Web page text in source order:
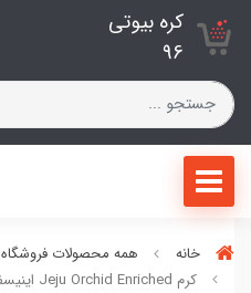
کره بیوتی
96
خانه همه محصولات فروشگاه
کرم Jeju Orchid Enriched اینیسفری